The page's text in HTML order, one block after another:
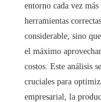
entorno cada vez
herramientas
considerable, sino
el máximo
costos. Este análisis
cruciales para
empresarial, la